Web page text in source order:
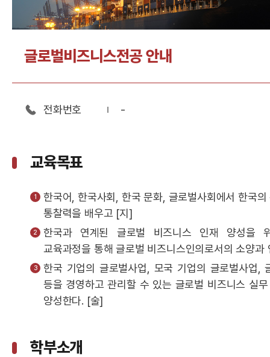
글로벌비즈니스전공 안내
전화번호 -
교육목표
한국어, 한국사회, 한국 문화, 글로벌사회에서 한국
통찰력을 배우고 [지]
한국과 연계된 글로벌 비즈니스 인재 양성을
교육과정을 통해 글로벌 비즈니스인의로서의 소양과
한국 기업의 글로벌사업, 모국 기업의 글로벌사업,
등을 경영하고 관리할 수 있는 글로벌 비즈니스 실
양성한다. [술]
학부소개